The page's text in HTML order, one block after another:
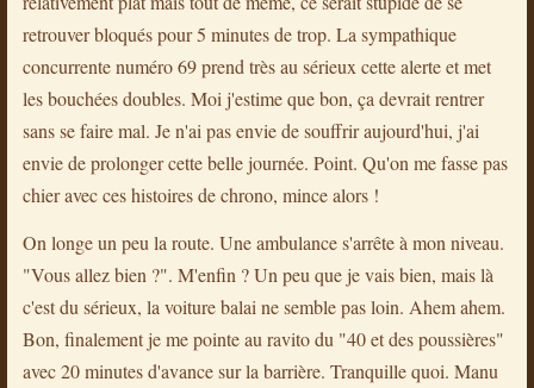
retrouver bloqués pour 5 minutes de trop. La sympathique
concurrente numéro 69 prend très au sérieux cette alerte et met
les bouchées doubles. Moi j'estime que bon, ça devrait rentrer
sans se faire mal. Je n'ai pas envie de souffrir aujourd'hui, j'ai
envie de prolonger cette belle journée. Point. Qu'on me fasse pas
chier avec ces histoires de chrono, mince alors !
On longe un peu la route. Une ambulance s'arrête à mon niveau.
"Vous allez bien ?". M'enfin ? Un peu que je vais bien, mais là
c'est du sérieux, la voiture balai ne semble pas loin. Ahem ahem.
Bon, finalement je me pointe au ravito du "40 et des poussières"
avec 20 minutes d'avance sur la barrière. Tranquille quoi. Manu